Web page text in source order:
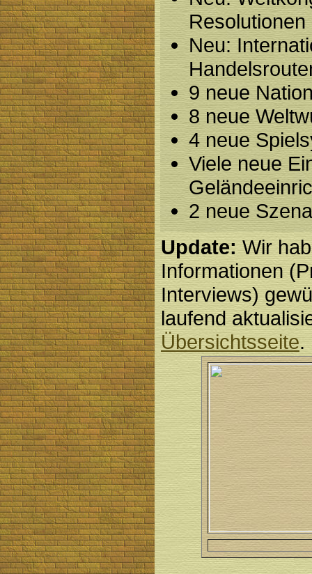
Resolutionen
Neu:
9 neue
8 neue
4 neue
Viele neue
2 neue
Update:Wir
Informationen
Interviews)
laufend
Übersichtsseite.